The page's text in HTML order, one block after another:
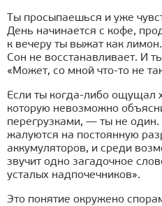
Ты просыпаешься и уже
День начинается с кофе,
к вечеру ты выжат как
Сон не восстанавливает. И
«Может, со мной что-то не
Если ты когда-либо ощущал
которую невозможно
перегрузками, — ты не
жалуются на постоянную
аккумуляторов, и среди
звучит одно загадочное
усталых надпочечников».
Это понятие окружено